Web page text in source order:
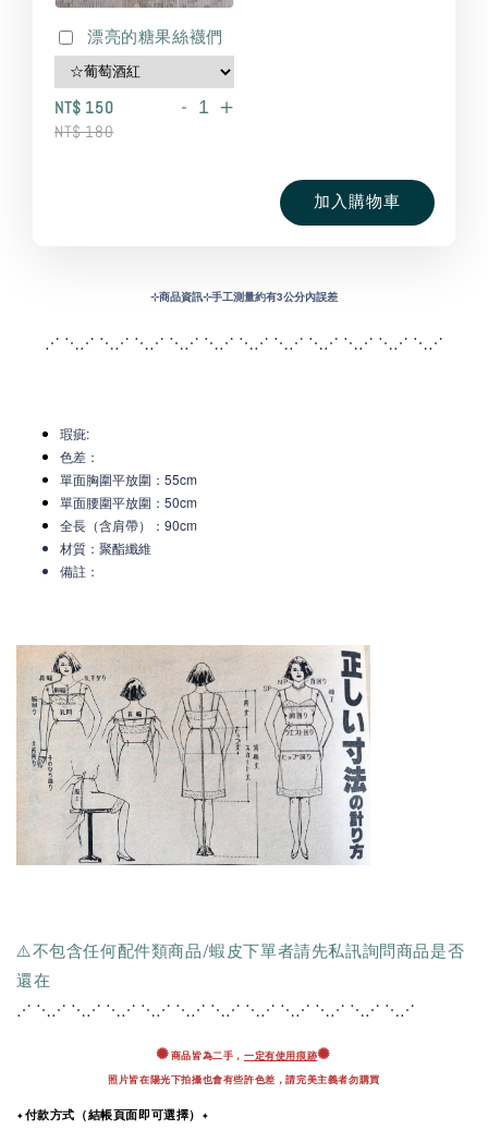
漂亮的糖果絲襪們
NT$ 150
NT$ 180
- +
加入購物車
⊹商品資訊⊹手工測量約有3公分內誤差
⋰ ⋱⋰ ⋱⋰ ⋱⋰ ⋱⋰ ⋱⋰ ⋱⋰ ⋱⋰ ⋱ ⋰ ⋱⋰ ⋱⋰ ⋱⋰
瑕疵:
色差：
單面胸圍平放圍：55cm
單面腰圍平放圍：50cm
全長（含肩帶）：90cm
材質：聚酯纖維
備註：
⚠️不包含任何配件類商品/蝦皮下單者請先私訊詢問商品是否
還在
⋰ ⋱⋰ ⋱⋰ ⋱⋰ ⋱⋰ ⋱⋰ ⋱⋰ ⋱⋰ ⋱ ⋰ ⋱⋰ ⋱⋰ ⋱⋰
✺ 商品皆為二手， 一定有使用痕跡✺
照片皆在陽光下拍攝也會有些許色差，請完美主義者勿購買
✦付款方式（結帳頁面即可選擇）✦